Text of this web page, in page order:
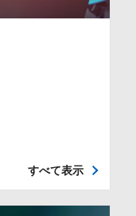
すべて表示